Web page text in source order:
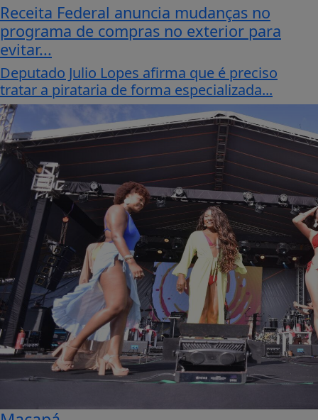
Receita Federal anuncia mudanças no
programa de compras no exterior para
evitar...
Deputado Julio Lopes afirma que é preciso
tratar a pirataria de forma especializada...